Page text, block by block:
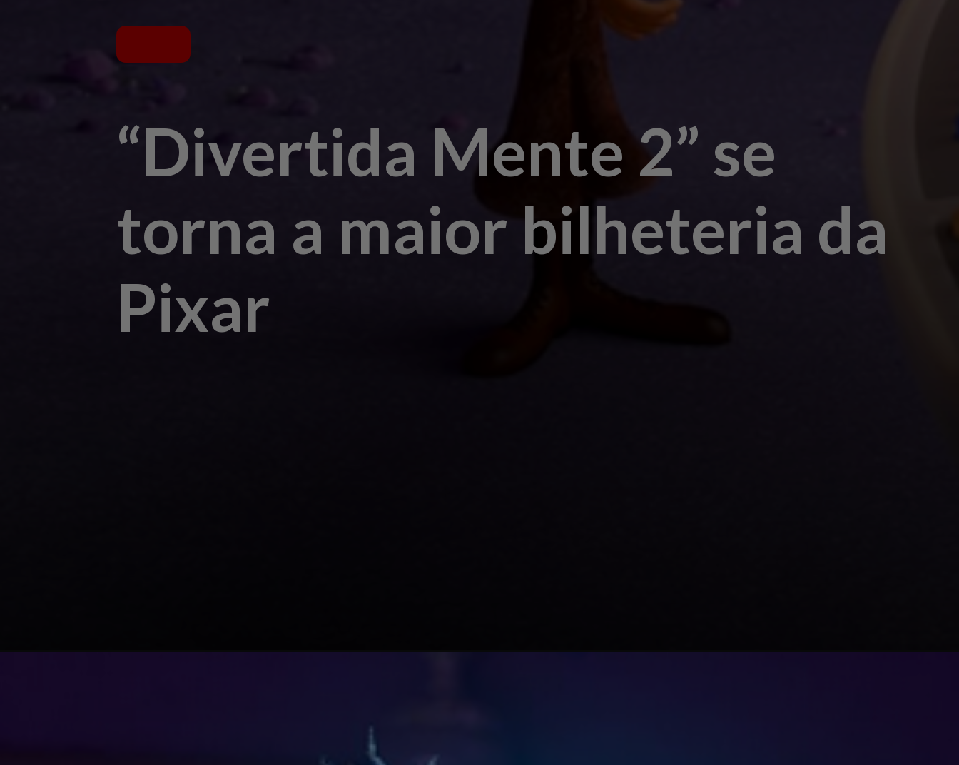
“Divertida Mente 2” se
torna a maior bilheteria da
Pixar